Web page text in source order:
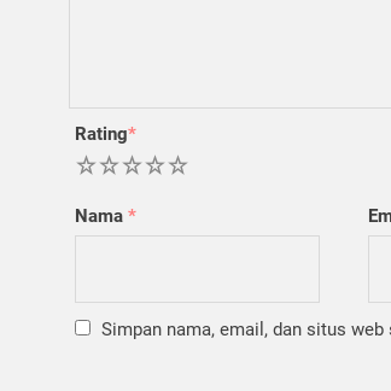
Rating*
5
4
3
2
Nama *
Simpan nama, email, dan situs